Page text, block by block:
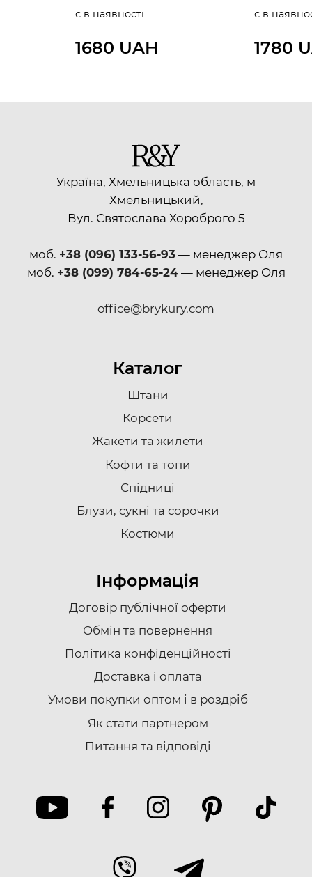
є в наявності
1680 UAH
є в
1780
Україна, Хмельницька область, м
Хмельницький,
Вул. Святослава Хороброго 5
моб. +38 (096) 133-56-93 — менеджер Оля
моб. +38 (099) 784-65-24— менеджер Оля
office@brykury.com
Каталог
Штани
Корсети
Жакети та жилети
Кофти та топи
Спідниці
Блузи, сукні та сорочки
Костюми
Інформація
Договір публічної оферти
Обмін та повернення
Політика конфіденційності
Доставка i оплата
Умови покупки оптом і в роздріб
Як стати партнером
Питання та відповіді